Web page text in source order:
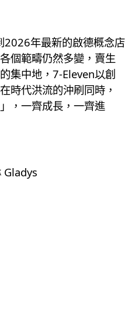
年最新的啟德概念店
個範疇仍然多變，賣生
集中地，7-Eleven以創
時代洪流的沖刷同時，
，一齊成長，一齊進
Gladys